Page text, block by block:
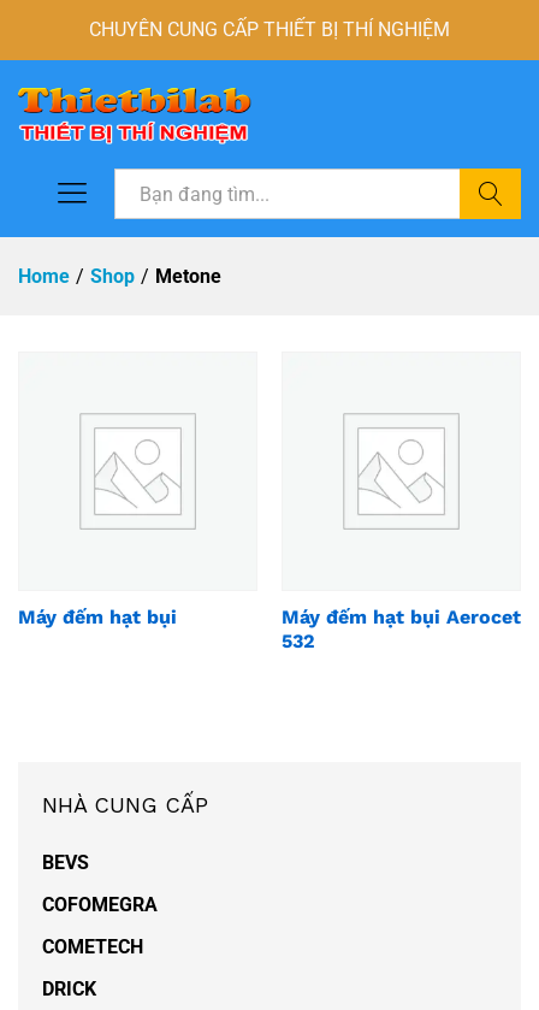
CHUYÊN CUNG CẤP THIẾT BỊ THÍ NGHIỆM
Tìm
Home / Shop / Metone
Máy đếm hạt bụi
Máy đếm hạt bụi Aerocet
532
NHÀ CUNG CẤP
BEVS
COFOMEGRA
COMETECH
DRICK